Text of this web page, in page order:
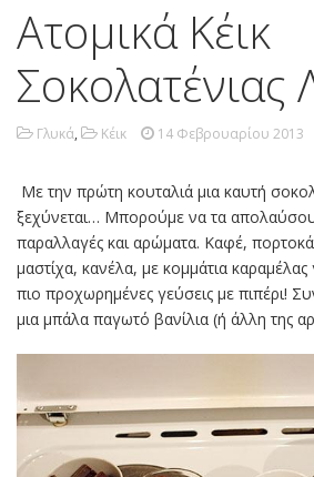
Ατομικά Κέικ
Σοκολατένιας
Γλυκά, Κέικ 14 Φεβρουαρίου 2013
Με την πρώτη κουταλιά μια καυτή
ξεχύνεται… Μπορούμε να τα
παραλλαγές και αρώματα. Καφέ,
μαστίχα, κανέλα, με κομμάτια καραμέλας
πιο προχωρημένες γεύσεις με πιπέρι!
μια μπάλα παγωτό βανίλια (ή άλλη της